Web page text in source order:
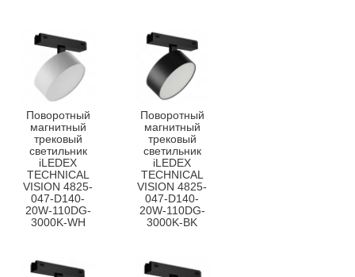
Поворотный
магнитный
трековый
светильник
iLEDEX
TECHNICAL
VISION 4825-
047-D140-
20W-110DG-
3000K-WH
Поворотный
магнитный
трековый
светильник
iLEDEX
TECHNICAL
VISION 4825-
047-D140-
20W-110DG-
3000K-BK